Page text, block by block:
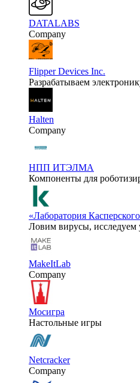
DATALABS
Company
Flipper Devices Inc.
Разрабатываем
Halten
Company
НПП ИТЭЛМА
Компоненты для
«Лаборатория
Ловим вирусы, исследуем
MakeItLab
Company
Мосигра
Настольные игры
Netcracker
Company